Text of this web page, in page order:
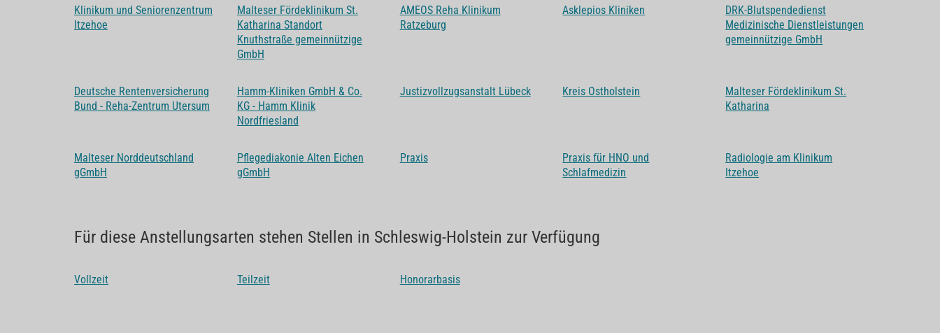
Klinikum und Seniorenzentrum
Itzehoe
Malteser Fördeklinikum St.
Katharina Standort
Knuthstraße gemeinnützige
GmbH
AMEOS Reha Klinikum
Ratzeburg
Asklepios Kliniken
DRK-Blutspendedienst
Medizinische Dienstleistungen
gemeinnützige GmbH
Deutsche Rentenversicherung
Bund - Reha-Zentrum Utersum
Hamm-Kliniken GmbH & Co.
KG - Hamm Klinik
Nordfriesland
Justizvollzugsanstalt Lübeck Kreis Ostholstein
Malteser Fördeklinikum St.
Katharina
Malteser Norddeutschland
gGmbH
Pflegediakonie Alten Eichen
gGmbH
Praxis
Praxis für HNO und
Schlafmedizin
Radiologie am Klinikum
Itzehoe
Für diese Anstellungsarten stehen Stellen in Schleswig-Holstein zur Verfügung
Vollzeit Teilzeit Honorarbasis